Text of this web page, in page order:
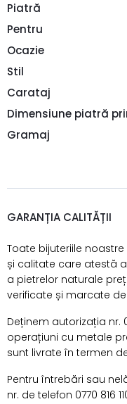
Piatră
Pentru
Ocazie
Stil
Carataj
Dimensiune piatră
Gramaj
GARANȚIA CALITĂȚII
Toate bijuteriile
și calitate care atestă
a pietrelor naturale
verificate și marcate de
Deținem autorizația nr.
operațiuni cu metale
sunt livrate în termen
Pentru întrebări sau
nr. de telefon 0770 816